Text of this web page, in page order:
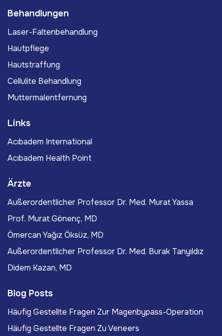
Behandlungen
Laser-Faltenbehandlung
Hautpflege
Hautstraffung
Cellulite Behandlung
Muttermalentfernung
Links
Acıbadem International
Acıbadem Health Point
Ärzte
Außerordentlicher Professor Dr. Med. Murat Yassa
Prof. Murat Gönenç, MD
Ömercan Yağız Öksüz, MD
Außerordentlicher Professor Dr. Med. Burak Tanyıldız
Didem Kazan, MD
Blog Posts
Häufig Gestellte Fragen Zur Magenbypass-Operation
Häufig Gestellte Fragen Zu Veneers